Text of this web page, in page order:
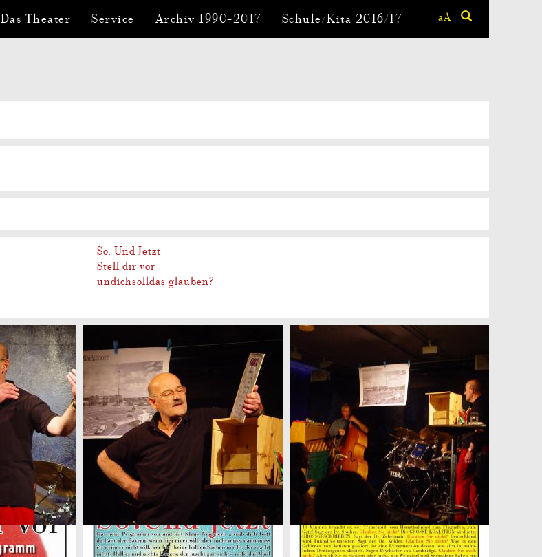
Das Theater Service Archiv 1990-2017 Schule/Kita 2016/17 aA
So. Und Jetzt
Stell dir vor
undichsolldas glauben?